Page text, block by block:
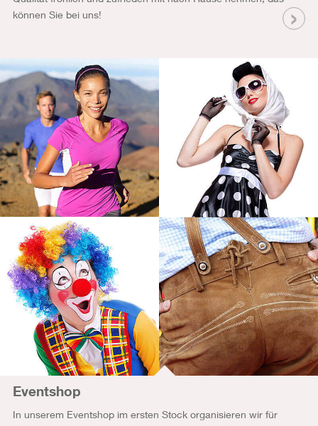
können Sie bei uns!
Eventshop
In unserem Eventshop im ersten Stock organisieren wir für